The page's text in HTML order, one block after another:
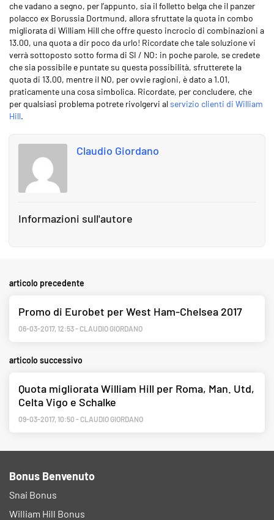
che vadano a segno, per l’appunto, sia il folletto belga che il panzer
polacco ex Borussia Dortmund, allora sfruttate la quota in combo
migliorata di William Hill che offre questo incrocio di combinazioni a
13.00, una quota a dir poco da urlo! Ricordate che tale soluzione vi
verrà sottoposto sotto forma di SI / NO: in poche parole, se credete
che sia possibile e puntate su questa possibilità, sfrutterete la
quota di 13.00, mentre il NO, per ovvie ragioni, è dato a 1.01,
praticamente una cosa simbolica. Ricordate, per concludere, che
per qualsiasi problema potrete rivolgervi alservizio clienti di William
Hill.
Claudio Giordano
Informazioni sull'autore
articolo precedente
Promo di Eurobet per West Ham-Chelsea 2017
06-03-2017, 12:53-CLAUDIO GIORDANO
articolo successivo
Quota migliorata William Hill per Roma, Man. Utd,
Celta Vigo e Schalke
09-03-2017, 10:50 -CLAUDIO GIORDANO
Bonus Benvenuto
Snai Bonus
William Hill Bonus